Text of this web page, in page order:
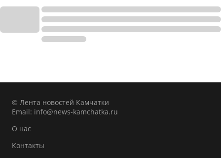
© Лента новостей Камчатки
Email: info@news-kamchatka.ru
О нас
Контакты